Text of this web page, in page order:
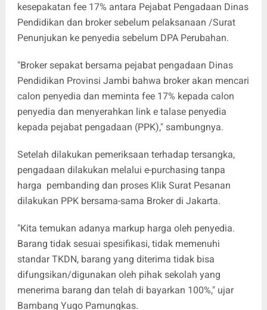
kesepakatan fee 17% antara Pejabat Pengadaan Dinas
Pendidikan dan broker sebelum pelaksanaan /Surat
Penunjukan ke penyedia sebelum DPA Perubahan.
"Broker sepakat bersama pejabat pengadaan Dinas
Pendidikan Provinsi Jambi bahwa broker akan mencari
calon penyedia dan meminta fee 17% kepada calon
penyedia dan menyerahkan link e talase penyedia
kepada pejabat pengadaan (PPK)," sambungnya.
Setelah dilakukan pemeriksaan terhadap tersangka,
pengadaan dilakukan melalui e-purchasing tanpa
harga pembanding dan proses Klik Surat Pesanan
dilakukan PPK bersama-sama Broker di Jakarta.
"Kita temukan adanya markup harga oleh penyedia.
Barang tidak sesuai spesifikasi, tidak memenuhi
standar TKDN, barang yang diterima tidak bisa
difungsikan/digunakan oleh pihak sekolah yang
menerima barang dan telah di bayarkan 100%," ujar
Bambang Yugo Pamungkas.